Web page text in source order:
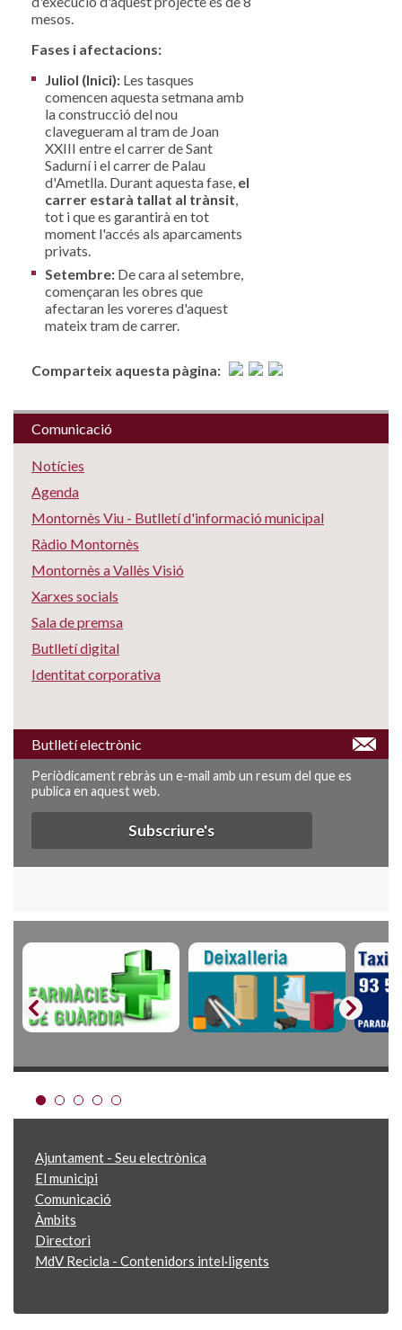
mesos.
Fases i afectacions:
Juliol (Inici): Les tasques
comencen aquesta setmana amb
la construcció del nou
clavegueram al tram de Joan
XXIII entre el carrer de Sant
Sadurní i el carrer de Palau
d'Ametlla. Durant aquesta fase, el
carrer estarà tallat al trànsit,
tot i que es garantirà en tot
moment l'accés als aparcaments
privats.
Setembre: De cara al setembre,
començaran les obres que
afectaran les voreres d'aquest
mateix tram de carrer.
Comparteix aquesta pàgina:
Comunicació
Notícies
Agenda
Montornès Viu - Butlletí d'informació municipal
Ràdio Montornès
Montornès a Vallès Visió
Xarxes socials
Sala de premsa
Butlletí digital
Identitat corporativa
Butlletí electrònic
Periòdicament rebràs un e-mail amb un resum del que es
publica en aquest web.
Subscriure's
Ajuntament - Seu electrònica
El municipi
Comunicació
Àmbits
Directori
MdV Recicla - Contenidors intel·ligents